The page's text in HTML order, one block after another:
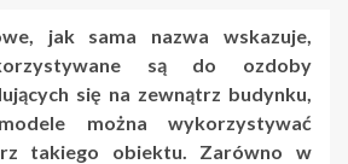
jak sama nazwa wskazuje,
są do ozdoby
się na zewnątrz budynku,
można wykorzystywać
takiego obiektu. Zarówno w